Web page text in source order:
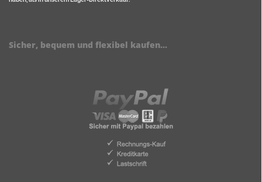
Sicher, bequem und flexibel kaufen...